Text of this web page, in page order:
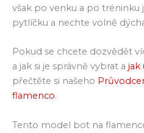
však po venku a po tréninku
pytlíčku a nechte volně
Pokud se chcete dozvědět
a jak si je správně vybrat a jak
přečtěte si našeho
flamenco.
Tento model bot na